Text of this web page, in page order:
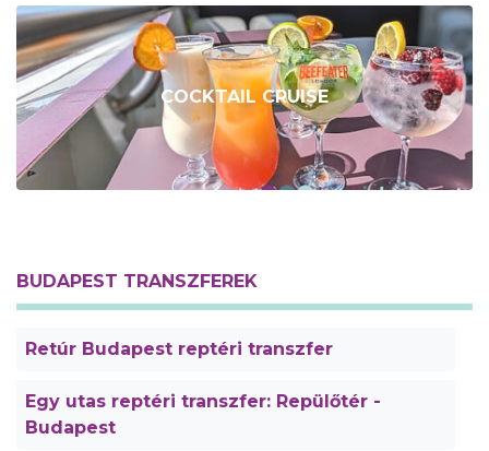
COCKTAIL CRUISE
BUDAPEST TRANSZFEREK
Retúr Budapest reptéri transzfer
Egy utas reptéri transzfer: Repülőtér -
Budapest